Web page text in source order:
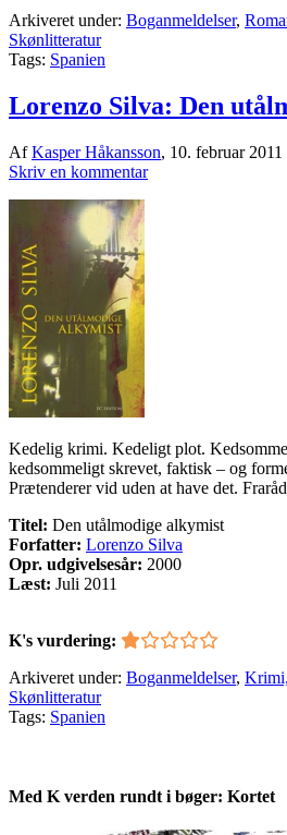
Arkiveret under: Boganmeldelser,
Skønlitteratur
Tags: Spanien
Lorenzo Silva: Den
AfKasper Håkansson, 10. februar 2011
Skriv en kommentar
Kedelig krimi. Kedeligt plot.
kedsommeligt skrevet, faktisk – og
Prætenderer vid uden at have det.
Titel: Den utålmodige alkymist
Forfatter: Lorenzo Silva
Opr. udgivelsesår: 2000
Læst: Juli 2011
K's vurdering:
Arkiveret under: Boganmeldelser,
Skønlitteratur
Tags: Spanien
Med K verden rundt i bøger: Kortet